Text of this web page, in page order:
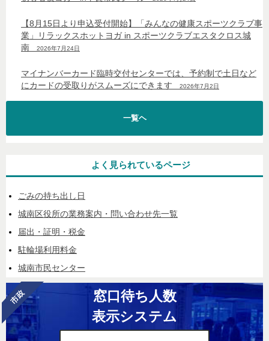
【8月15日より申込受付開始】「みんなの健康スポーツクラブ事
業」リラックスホットヨガ in スポーツクラブエスタクロス城
南
2026年7月24日
マイナンバーカード臨時交付センターでは、予約制で土日など
にカードの受取りがスムーズにできます
2026年7月2日
一覧ヘ
よく見られているページ
ごみの持ち出し日
城南区役所の業務案内・問い合わせ先一覧
届出・証明・税金
駐輪場利用料金
城南市民センター
窓口待ち人数
表示システム